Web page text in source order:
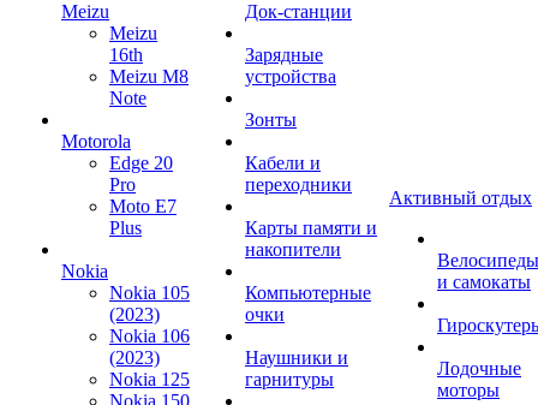
Meizu
Meizu
16th
Meizu M8
Note
Motorola
Edge 20
Pro
Moto E7
Plus
Nokia
Nokia 105
(2023)
Nokia 106
(2023)
Nokia 125
Nokia 150
Док-станции
Зарядные
устройства
Зонты
Кабели и
переходники
Карты памяти и
накопители
Компьютерные
очки
Наушники и
гарнитуры
Активный отдых
Велосипеды
и самокаты
Лодочные
моторы